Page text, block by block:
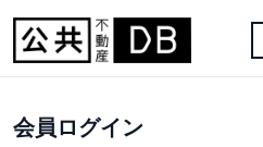
会員ログイン